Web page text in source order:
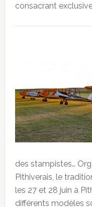
consacrant
des stampistes…
Pithiverais, le
les 27 et 28 juin à
différents modèles